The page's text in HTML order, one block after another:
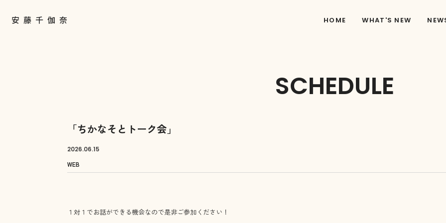
HOME WHAT'S NEW
SCHEDULE
「ちかなそとトーク会」
2026.06.15
WEB
１対１でお話ができる機会なので是非ご参加ください！